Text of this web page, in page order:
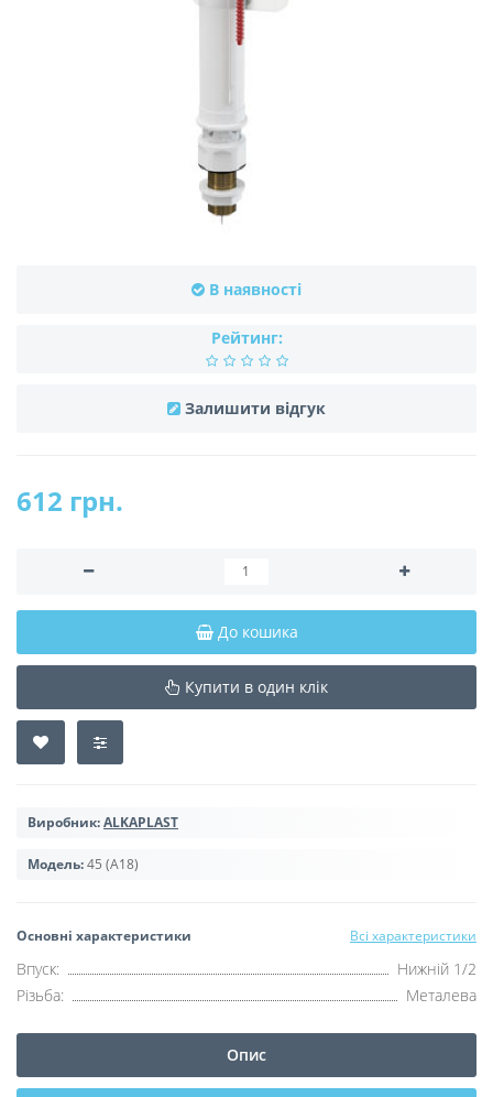
В наявності
Рейтинг:
Залишити відгук
612 грн.
До кошика
Купити в один клік
Виробник:ALKAPLAST
Модель:45 (A18)
Основні характеристики Всі характеристики
Впуск:
Нижній 1/2
Різьба:
Металева
Опис